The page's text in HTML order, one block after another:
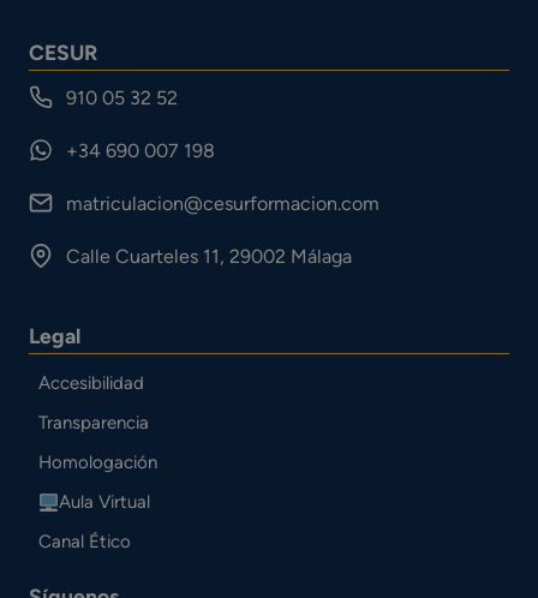
CESUR
910 05 32 52
+34 690 007 198
matriculacion@cesurformacion.com
Calle Cuarteles 11, 29002 Málaga
Legal
Accesibilidad
Transparencia
Homologación
Aula Virtual
Canal Ético